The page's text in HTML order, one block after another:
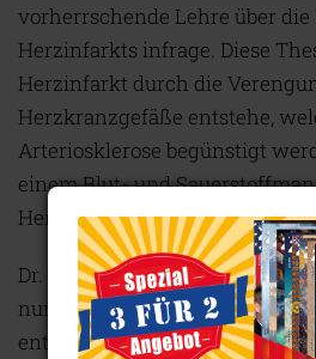
vorherrschende Lehre über
Herzinfarkts infrage. Diese
Herzinfarkt durch die
Herzkranzgefäße entstehe,
Arteriosklerose begünstigt
einem Blut- und
Herzmuskels, wodurch diese
Dr. Kern behauptete aber,
nur durch Erkrankungen im
entstünde, wobei die